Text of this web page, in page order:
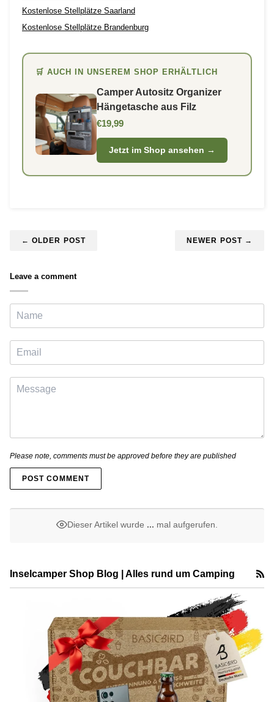
Kostenlose Stellplätze Saarland
Kostenlose Stellplätze Brandenburg
🛒 AUCH IN UNSEREM SHOP ERHÄLTLICH
Camper Autositz Organizer
Hängetasche aus Filz
€19,99
Jetzt im Shop ansehen →
← OLDER POST NEWER POST →
Leave a comment
Please note, comments must be approved before they are published
POST COMMENT
Dieser Artikel wurde ... mal aufgerufen.
Inselcamper Shop Blog | Alles rund um Camping